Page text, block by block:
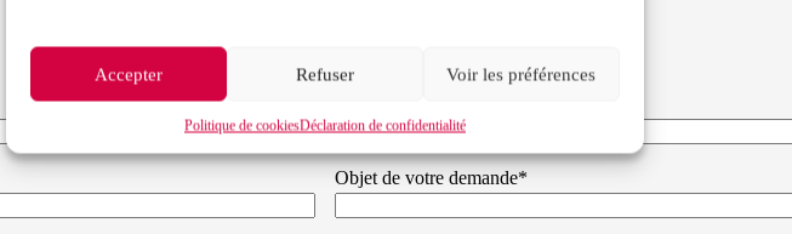
Accepter Refuser Voir les préférences
Politique de cookiesDéclaration de confidentialité
Objet de votre demande*